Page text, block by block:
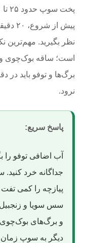
پیش
نظر بگیرید. مهم‌ترین
است؛ ساقه بوک‌چوی و
برگ‌ها و توفو باید در
نرود.
پاسخ سریع:
آب اضافی توفو را
جداگانه خرد
پیازچه را کمی
و برگ‌های بوک‌چوی
دیگر به سوپ زمان